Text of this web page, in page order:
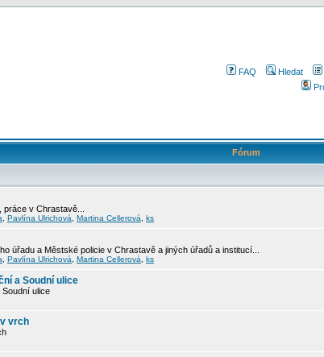
FAQ Hledat
Fórum
v Chrastavě...
Pavlína Ulrichová Martina Cellerová ks
úřadu a Městské policie v Chrastavě a jiných úřadů a institucí...
Pavlína Ulrichová Martina Cellerová ks
a Soudní ulice
ulice
vrch